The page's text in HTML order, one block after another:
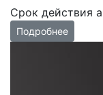
Срок действия
Подробнее